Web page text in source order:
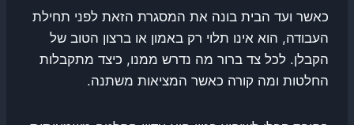
כאשר ועד הבית בונה את המסגרת הזאת לפני תחילת
העבודה, הוא אינו תלוי רק באמון או ברצון הטוב של
הקבלן. לכל צד ברור מה נדרש ממנו, כיצד מתקבלות
החלטות ומה קורה כאשר המציאות משתנה.